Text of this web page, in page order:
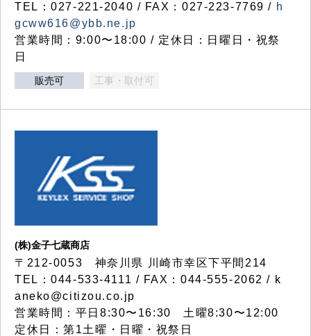
TEL：027-221-2040 / FAX：027-223-7769 / h
gcww616@ybb.ne.jp
営業時間：9:00〜18:00 / 定休日：日曜日・祝祭
日
販売可 工事・取付可
(株)金子七蔵商店
〒212-0053 神奈川県 川崎市幸区下平間214
TEL：044-533-4111 / FAX：044-555-2062 / k
aneko@citizou.co.jp
営業時間：平日8:30〜16:30 土曜8:30〜12:00
定休日：第1土曜・日曜・祝祭日